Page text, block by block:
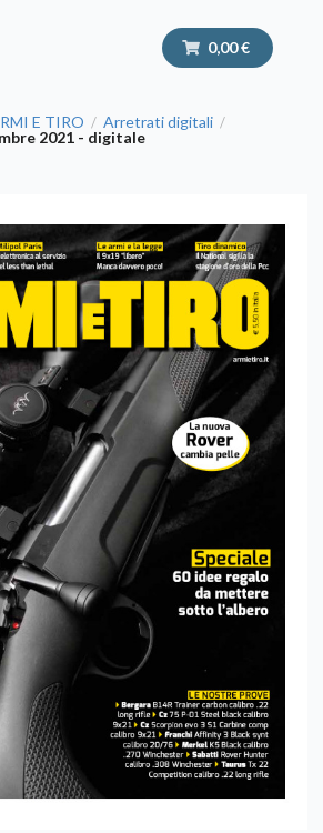
0,00 €
E TIRO / Arretrati digitali /
2021 - digitale